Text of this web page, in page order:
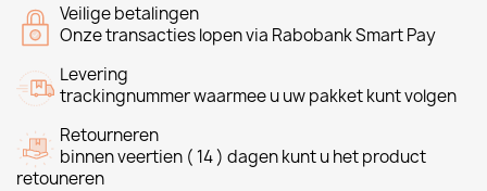
Veilige betalingen
Onze transacties lopen via Rabobank Smart Pay
Levering
trackingnummer waarmee u uw pakket kunt volgen
Retourneren
binnen veertien ( 14 ) dagen kunt u het product
retouneren